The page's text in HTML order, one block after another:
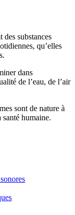
des substances
qu’elles
dans
de l’eau, de l’air
sont de nature à
santé humaine.